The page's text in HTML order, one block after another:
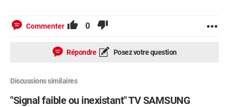
Commenter 0
Répondre Posez votre question
Discussions similaires
"Signal faible ou inexistant" TV SAMSUNG